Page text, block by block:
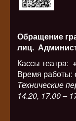
Обращение
лиц.
Кассы театра:
Время работы:
Технические
14.20, 17.00 –